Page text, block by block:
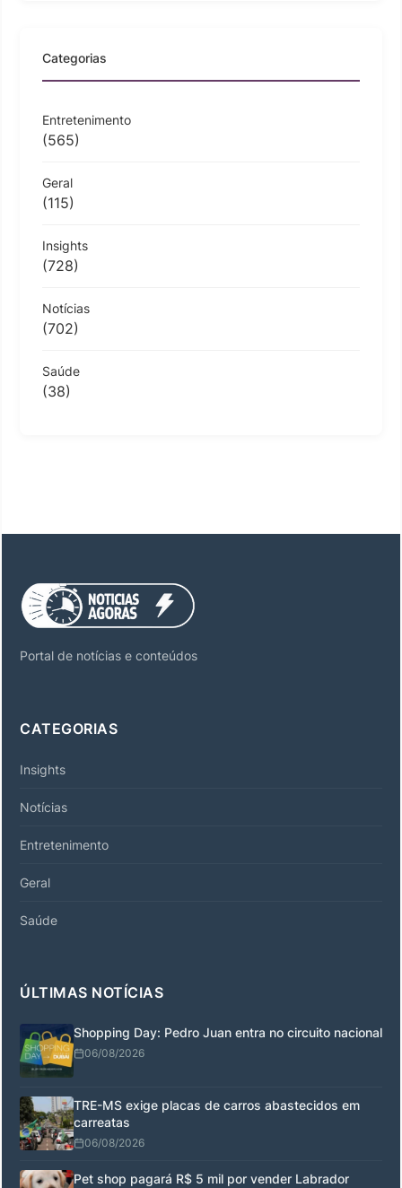
Categorias
Entretenimento
(565)
Geral
(115)
Insights
(728)
Notícias
(702)
Saúde
(38)
Portal de notícias e conteúdos
CATEGORIAS
Insights
Notícias
Entretenimento
Geral
Saúde
ÚLTIMAS NOTÍCIAS
Shopping Day: Pedro Juan entra no circuito nacional
06/08/2026
TRE-MS exige placas de carros abastecidos em
carreatas
06/08/2026
Pet shop pagará R$ 5 mil por vender Labrador